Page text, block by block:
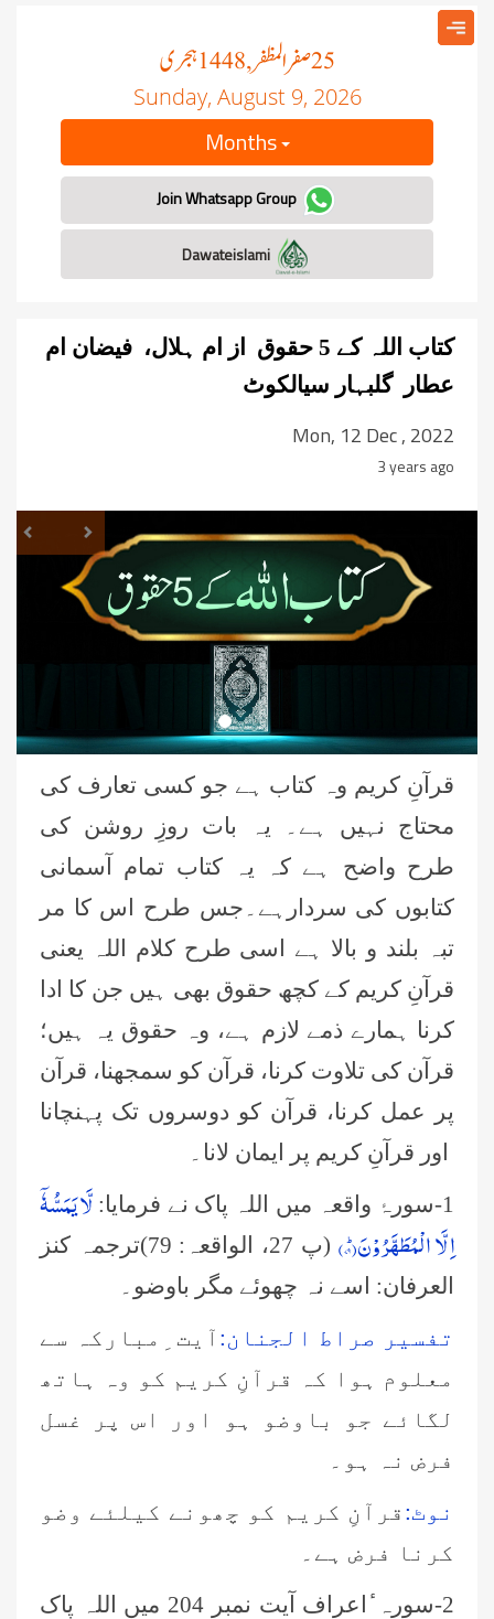
25صفر المظفر, 1448 ہجری
Sunday, August 9, 2026
Months
Join Whatsapp Group
کتاب اللہ کے 5 حقوق از ام ہلال، فیضان ام
عطار گلبہار سیالکوٹ
Mon, 12 Dec , 2022
3 years ago
قرآنِ کریم وہ کتاب ہے جو کسی تعارف کی
محتاج نہیں ہے۔ یہ بات روزِ روشن کی
طرح واضح ہے کہ یہ کتاب تمام آسمانی
کتابوں کی سردارہے۔جس طرح اس کا مر
تبہ بلند و بالا ہے اسی طرح کلام اللہ یعنی
قرآنِ کریم کے کچھ حقوق بھی ہیں جن کا ادا
کرنا ہمارے ذمے لازم ہے، وہ حقوق یہ ہیں؛
قرآن کی تلاوت کرنا، قرآن کو سمجھنا، قرآن
پر عمل کرنا، قرآن کو دوسروں تک پہنچانا
اور قرآنِ کریم پر ایمان لانا۔
1-سورۂ واقعہ میں اللہ پاک نے فرمایا:
لَّا یَمَسُّهٗۤ
اِلَّا الْمُطَهَّرُوْنَؕ(۷۹)
(پ 27، الواقعہ: 79)ترجمہ كنز
العرفان: اسے نہ چھوئے مگر باوضو۔
تفسیر صراط الجنان: آیت ِمبارکہ سے
معلوم ہوا کہ قرآنِ کریم کو وہ ہاتھ
لگائے جو باوضو ہو اور اس پر غسل
فرض نہ ہو۔
نوٹ: قرآنِ کریم کو چھونے کیلئے وضو
کرنا فرض ہے۔
2-سورہ ٔاعراف آیت نمبر 204 میں اللہ پاک